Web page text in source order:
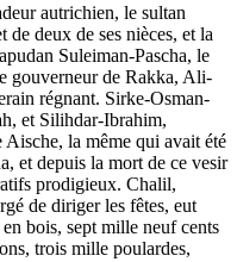
autrichien, le sultan
de deux de ses nièces, et la
Suleiman-Pascha, le
gouverneur de Rakka, Ali-
régnant. Sirke-Osman-
et Silihdar-Ibrahim,
la même qui avait été
et depuis la mort de ce vesir
prodigieux. Chalil,
de diriger les fêtes, eut
bois, sept mille neuf cents
trois mille poulardes,